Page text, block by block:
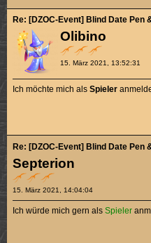
Olibino
15. März 2021, 13:52:31
Re: [DZOC-Event] Blind Date Pen
Ich möchte mich alsSpieler
Septerion
15. März 2021, 14:04:04
Re: [DZOC-Event] Blind Date Pen
Ich würde mich gern alsSpieler